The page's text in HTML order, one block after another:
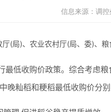
信息来源：调控
(局)、农业农村厅(局、委)、
低收购价政策。综合考虑
籼稻和粳稻最低收购价分